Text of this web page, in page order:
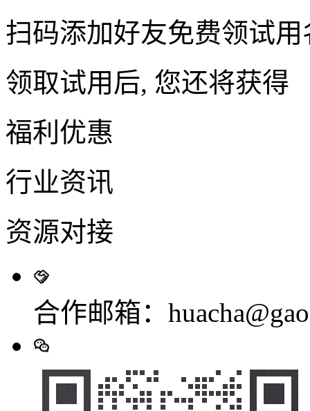
扫码添加好友免费领试用
领取试用后, 您还将获得
福利优惠
行业资讯
资源对接
合作邮箱：